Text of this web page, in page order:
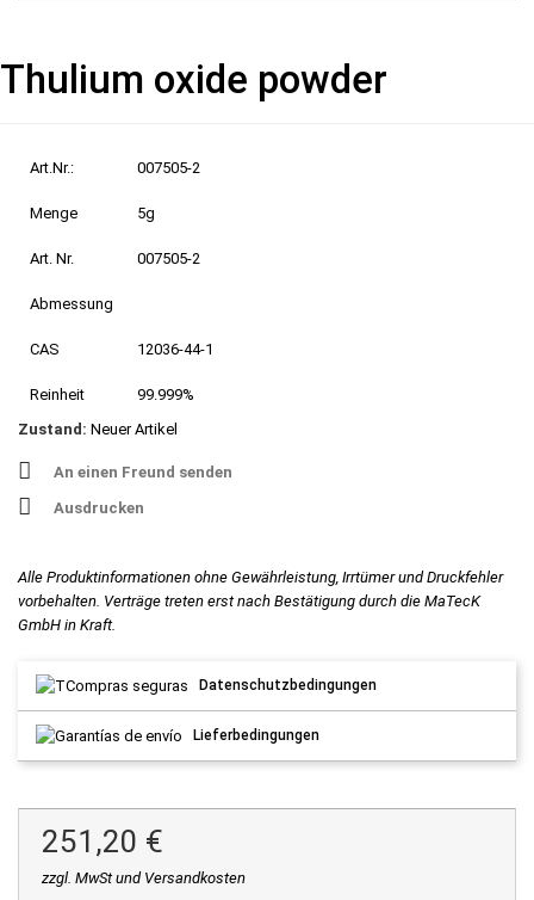
Thulium oxide powder
Art.Nr.: 007505-2
Menge 5g
Art. Nr. 007505-2
Abmessung
CAS 12036-44-1
Reinheit
99.999%
Zustand: Neuer Artikel
An einen Freund senden
Ausdrucken
Alle Produktinformationen ohne Gewährleistung, Irrtümer und Druckfehler
vorbehalten. Verträge treten erst nach Bestätigung durch die MaTecK
GmbH in Kraft.
Datenschutzbedingungen
Lieferbedingungen
251,20 €
zzgl. MwSt und Versandkosten